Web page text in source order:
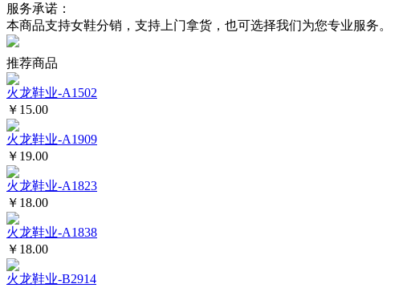
服务承诺：
本商品支持女鞋分销，支持上门拿货，也可选择我们为您专业服务。
推荐商品
火龙鞋业-A1502
￥15.00
火龙鞋业-A1909
￥19.00
火龙鞋业-A1823
￥18.00
火龙鞋业-A1838
￥18.00
火龙鞋业-B2914